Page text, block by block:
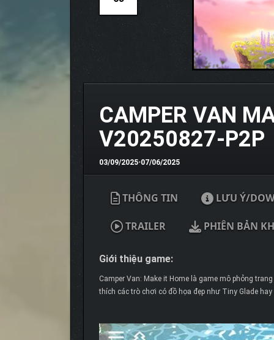
CAMPER VAN
V20250827-P2P
03/09/2025•07/06/2025
THÔNG TIN LƯU Ý/
TRAILER PHIÊN BẢN
Giới thiệu game:
Camper Van: Make it Home là game mô phỏng
thích các trò chơi có đồ họa đẹp như Tiny Glade